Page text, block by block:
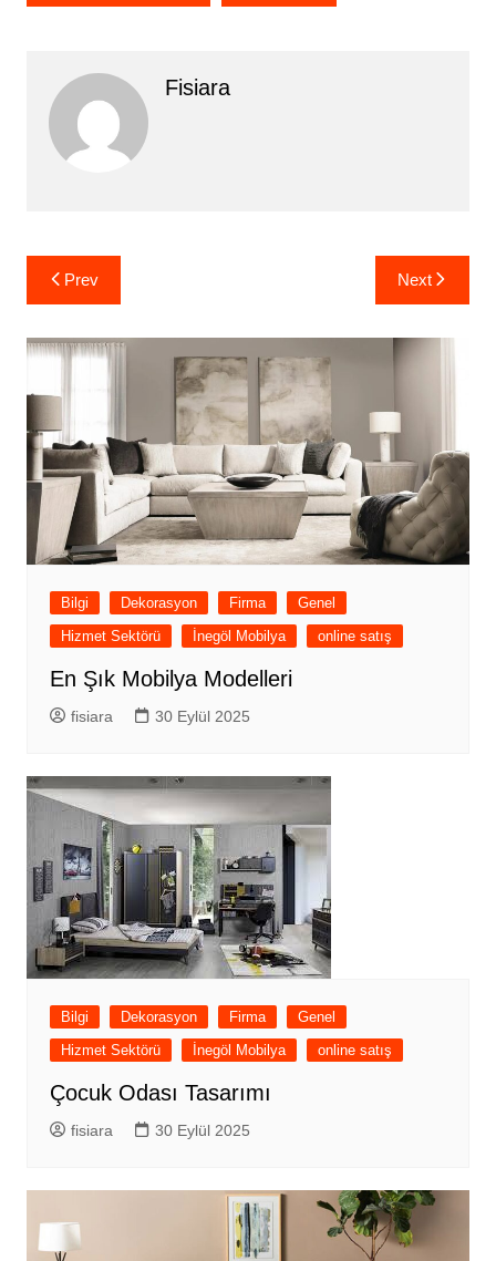
Fisiara
Yazı
gezinmesi
Prev Next
Bilgi Dekorasyon Firma
Genel
Hizmet Sektörü
İnegöl Mobilya online satış
En Şık Mobilya Modelleri
fisiara 30 Eylül 2025
Bilgi Dekorasyon Firma
Genel
Hizmet Sektörü
İnegöl Mobilya online satış
Çocuk Odası Tasarımı
fisiara 30 Eylül 2025